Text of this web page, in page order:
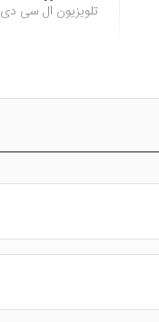
تلویزیون ال سی دی